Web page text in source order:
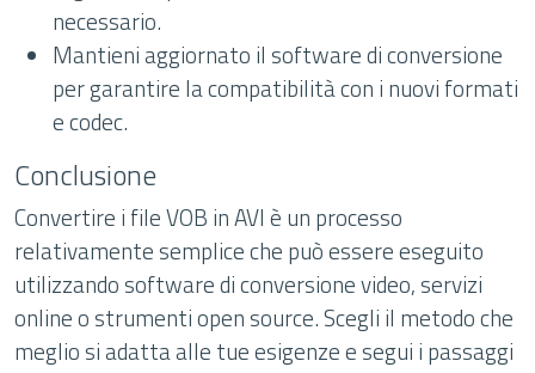
necessario.
Mantieni aggiornato il software di conversione
per garantire la compatibilità con i nuovi formati
e codec.
Conclusione
Convertire i file VOB in AVI è un processo
relativamente semplice che può essere eseguito
utilizzando software di conversione video, servizi
online o strumenti open source. Scegli il metodo che
meglio si adatta alle tue esigenze e segui i passaggi